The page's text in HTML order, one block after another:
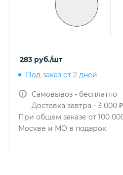
283 руб./шт
Под заказ от 2 дней
Самовывоз - бесплатно
Доставка завтра - 3 000 ₽
При общем заказе от 100
Москве и МО в подарок.